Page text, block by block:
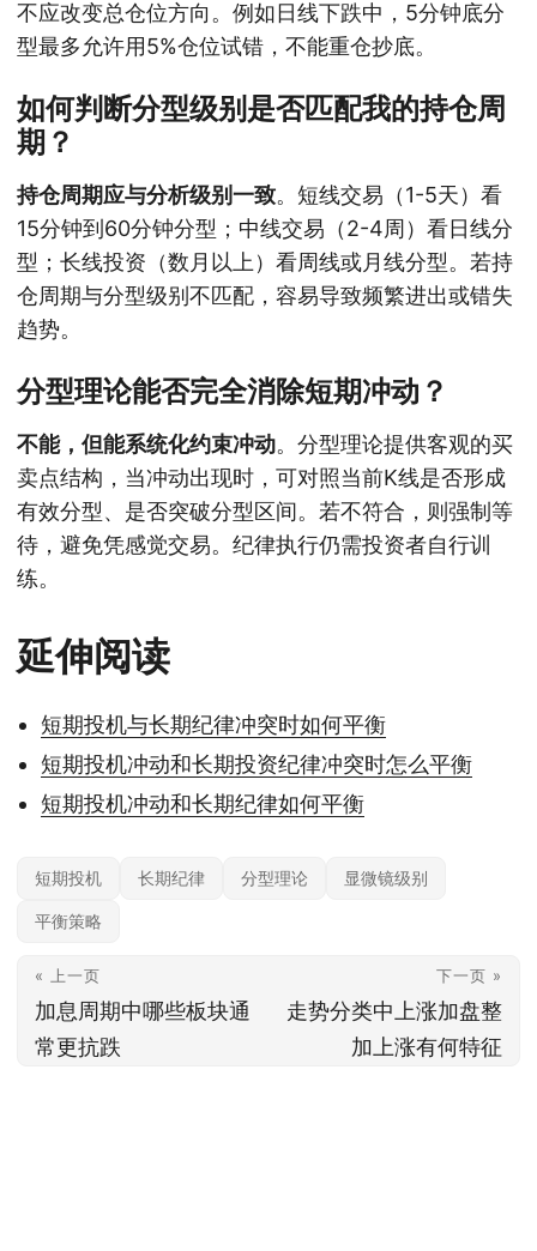
不应改变总仓位方向。例如日线下跌中，5分钟底分
型最多允许用5%仓位试错，不能重仓抄底。
如何判断分型级别是否匹配我的持仓周
期？
持仓周期应与分析级别一致。短线交易（1-5天）看
15分钟到60分钟分型；中线交易（2-4周）看日线分
型；长线投资（数月以上）看周线或月线分型。若持
仓周期与分型级别不匹配，容易导致频繁进出或错失
趋势。
分型理论能否完全消除短期冲动？
不能，但能系统化约束冲动。分型理论提供客观的买
卖点结构，当冲动出现时，可对照当前K线是否形成
有效分型、是否突破分型区间。若不符合，则强制等
待，避免凭感觉交易。纪律执行仍需投资者自行训
练。
延伸阅读
短期投机与长期纪律冲突时如何平衡
短期投机冲动和长期投资纪律冲突时怎么平衡
短期投机冲动和长期纪律如何平衡
短期投机 长期纪律 分型理论 显微镜级别
平衡策略
« 上一页
加息周期中哪些板块通
常更抗跌
下一页 »
走势分类中上涨加盘整
加上涨有何特征